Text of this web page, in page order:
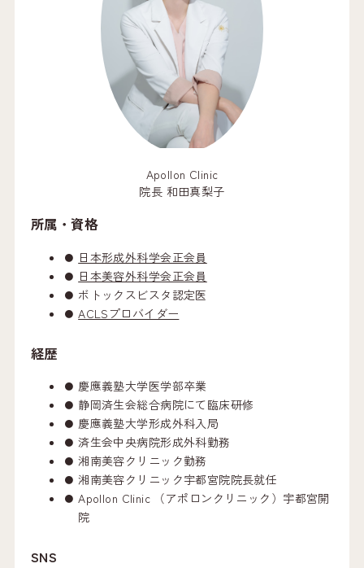
Apollon Clinic
院長 和田真梨子
所属・資格
日本形成外科学会正会員
日本美容外科学会正会員
ボトックスビスタ認定医
ACLSプロバイダー
経歴
慶應義塾大学医学部卒業
静岡済生会総合病院にて臨床研修
慶應義塾大学形成外科入局
済生会中央病院形成外科勤務
湘南美容クリニック勤務
湘南美容クリニック宇都宮院院長就任
Apollon Clinic （アポロンクリニック）宇都宮開
院
SNS